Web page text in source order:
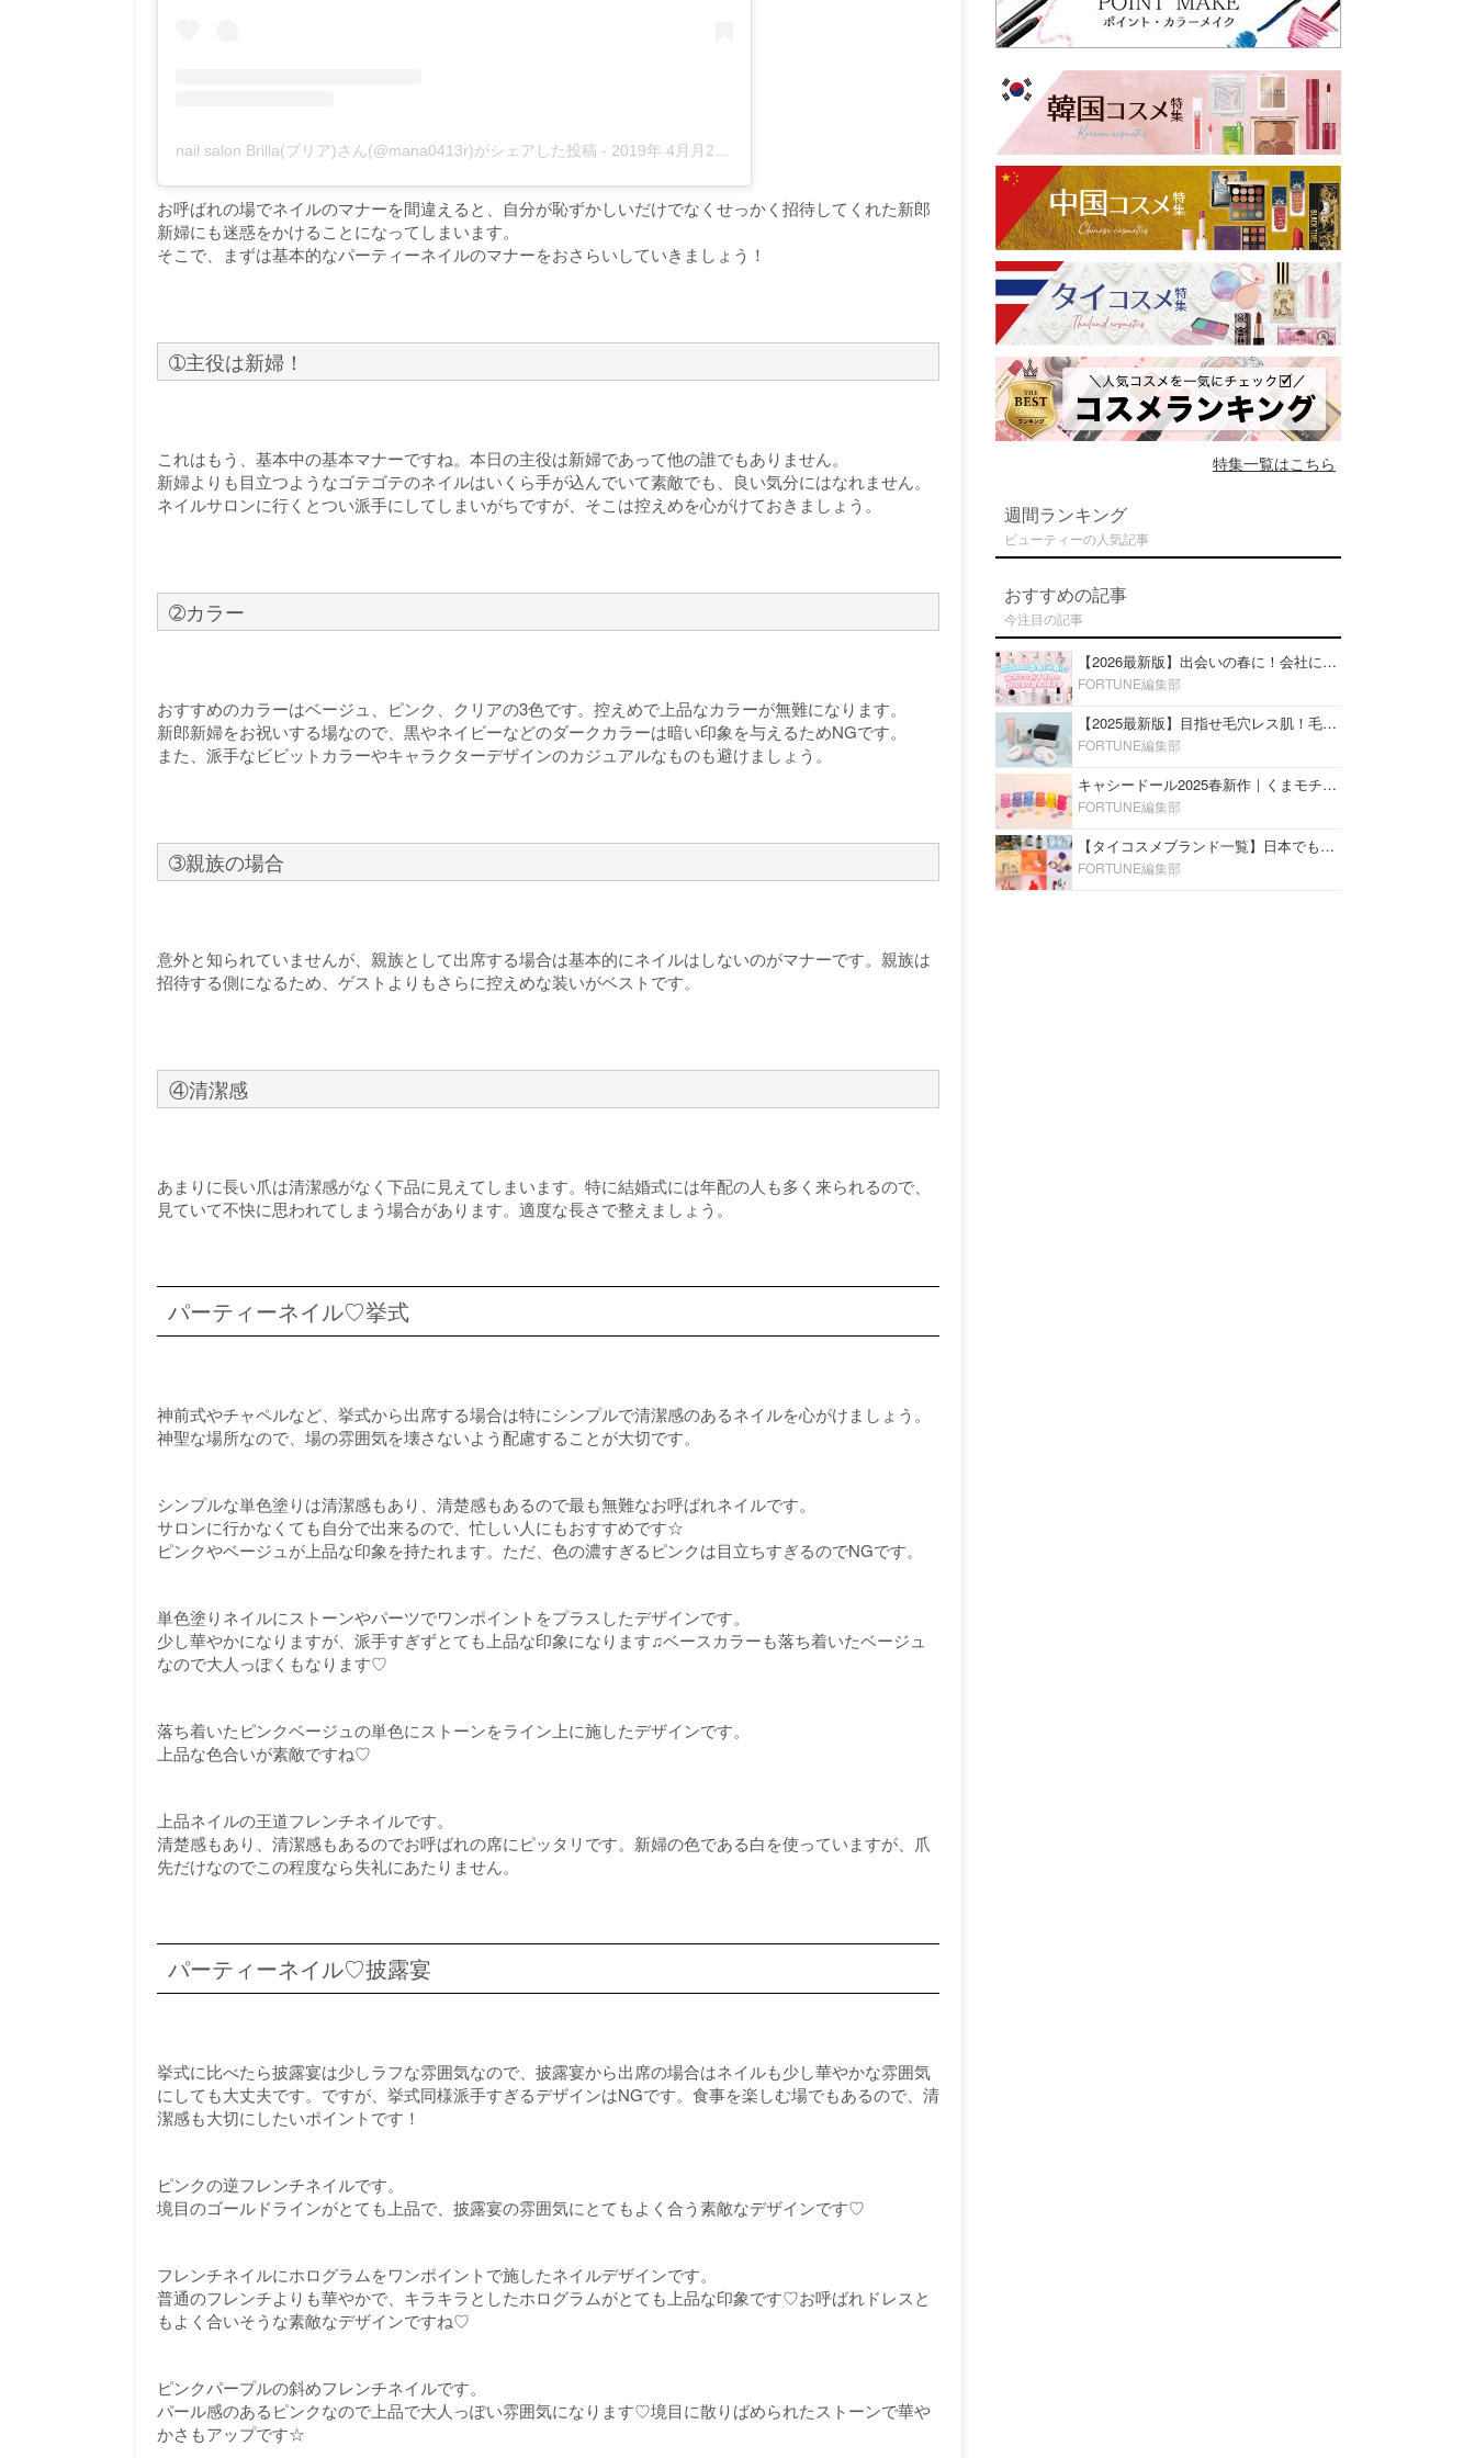
nail salon Brilla(ブリア)さん(@mana0413r)がシェアした投稿 - 2019年 4月月21日午後2時44分PDT
お呼ばれの場でネイルのマナーを間違えると、自分が恥ずかしいだけでなくせっかく招待してくれた新郎
新婦にも迷惑をかけることになってしまいます。
そこで、まずは基本的なパーティーネイルのマナーをおさらいしていきましょう！
➀主役は新婦！
これはもう、基本中の基本マナーですね。本日の主役は新婦であって他の誰でもありません。
新婦よりも目立つようなゴテゴテのネイルはいくら手が込んでいて素敵でも、良い気分にはなれません。
ネイルサロンに行くとつい派手にしてしまいがちですが、そこは控えめを心がけておきましょう。
➁カラー
おすすめのカラーはベージュ、ピンク、クリアの3色です。控えめで上品なカラーが無難になります。
新郎新婦をお祝いする場なので、黒やネイビーなどのダークカラーは暗い印象を与えるためNGです。
また、派手なビビットカラーやキャラクターデザインのカジュアルなものも避けましょう。
➂親族の場合
意外と知られていませんが、親族として出席する場合は基本的にネイルはしないのがマナーです。親族は
招待する側になるため、ゲストよりもさらに控えめな装いがベストです。
④清潔感
あまりに長い爪は清潔感がなく下品に見えてしまいます。特に結婚式には年配の人も多く来られるので、
見ていて不快に思われてしまう場合があります。適度な長さで整えましょう。
パーティーネイル♡挙式
神前式やチャペルなど、挙式から出席する場合は特にシンプルで清潔感のあるネイルを心がけましょう。
神聖な場所なので、場の雰囲気を壊さないよう配慮することが大切です。
シンプルな単色塗りは清潔感もあり、清楚感もあるので最も無難なお呼ばれネイルです。
サロンに行かなくても自分で出来るので、忙しい人にもおすすめです☆
ピンクやベージュが上品な印象を持たれます。ただ、色の濃すぎるピンクは目立ちすぎるのでNGです。
単色塗りネイルにストーンやパーツでワンポイントをプラスしたデザインです。
少し華やかになりますが、派手すぎずとても上品な印象になります♫ベースカラーも落ち着いたベージュ
なので大人っぽくもなります♡
落ち着いたピンクベージュの単色にストーンをライン上に施したデザインです。
上品な色合いが素敵ですね♡
上品ネイルの王道フレンチネイルです。
清楚感もあり、清潔感もあるのでお呼ばれの席にピッタリです。新婦の色である白を使っていますが、爪
先だけなのでこの程度なら失礼にあたりません。
パーティーネイル♡披露宴
挙式に比べたら披露宴は少しラフな雰囲気なので、披露宴から出席の場合はネイルも少し華やかな雰囲気
にしても大丈夫です。ですが、挙式同様派手すぎるデザインはNGです。食事を楽しむ場でもあるので、清
潔感も大切にしたいポイントです！
ピンクの逆フレンチネイルです。
境目のゴールドラインがとても上品で、披露宴の雰囲気にとてもよく合う素敵なデザインです♡
フレンチネイルにホログラムをワンポイントで施したネイルデザインです。
普通のフレンチよりも華やかで、キラキラとしたホログラムがとても上品な印象です♡お呼ばれドレスと
もよく合いそうな素敵なデザインですね♡
ピンクパープルの斜めフレンチネイルです。
パール感のあるピンクなので上品で大人っぽい雰囲気になります♡境目に散りばめられたストーンで華や
かさもアップです☆
特集一覧はこちら
週間ランキング
ビューティーの人気記事
おすすめの記事
今注目の記事
【2026最新版】出会いの春に！会社にもおすすめの好印象な香水14選♡ビジネスの場での香水マナーも
FORTUNE編集部
【2025最新版】目指せ毛穴レス肌！毛穴を埋めて隠す「おすすめ部分用下地＆プライマー」ランキング♡
FORTUNE編集部
キャシードール2025春新作｜くまモチーフのミニリップ「シャイニーベア リップモイスト」をレビュー♡
FORTUNE編集部
【タイコスメブランド一覧】日本でも人気沸騰中の“タイコスメ”ブランド20選！
FORTUNE編集部